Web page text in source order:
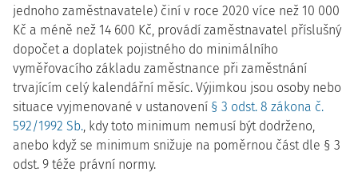
jednoho zaměstnavatele) činí v roce 2020 více než 10 000
Kč a méně než 14 600 Kč, provádí zaměstnavatel příslušný
dopočet a doplatek pojistného do minimálního
vyměřovacího základu zaměstnance při zaměstnání
trvajícím celý kalendářní měsíc. Výjimkou jsou osoby nebo
situace vyjmenované v ustanovení § 3 odst. 8 zákona č.
592/1992 Sb., kdy toto minimum nemusí být dodrženo,
anebo když se minimum snižuje na poměrnou část dle § 3
odst. 9 téže právní normy.